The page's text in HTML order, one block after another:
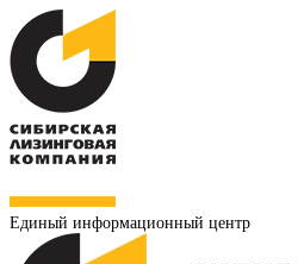
Единый информационный центр